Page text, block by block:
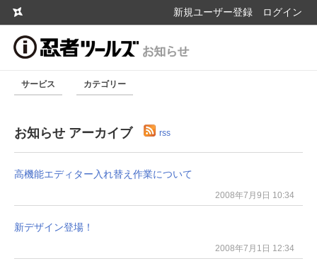
新規ユーザー登録 ログイン
サービス カテゴリー
お知らせ アーカイブ rss
高機能エディター入れ替え作業について
2008年7月9日 10:34
新デザイン登場！
2008年7月1日 12:34